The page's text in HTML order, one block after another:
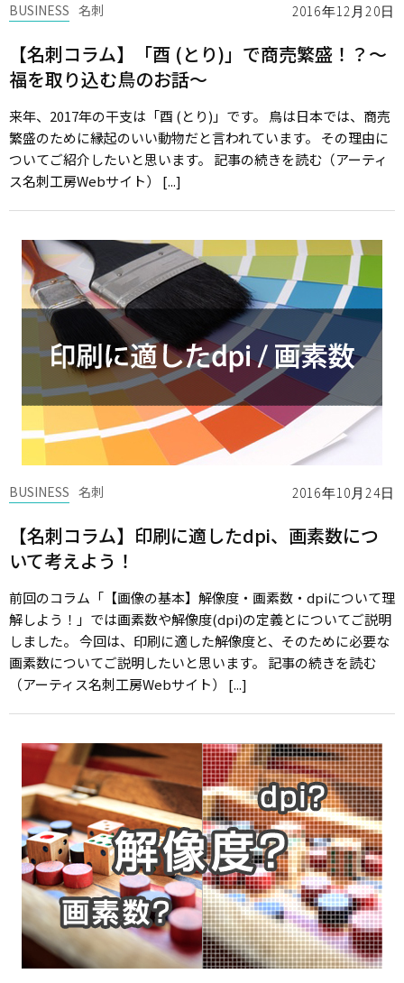
2016年12月20日
BUSINESS 名刺
【名刺コラム】「酉 (とり)」で商売繁盛！？～
福を取り込む鳥のお話～
来年、2017年の干支は「酉 (とり)」です。 鳥は日本では、商売
繁盛のために縁起のいい動物だと言われています。 その理由に
ついてご紹介したいと思います。 記事の続きを読む（アーティ
ス名刺工房Webサイト） [...]
2016年10月24日
BUSINESS 名刺
【名刺コラム】印刷に適したdpi、画素数につ
いて考えよう！
前回のコラム「【画像の基本】解像度・画素数・dpiについて理
解しよう！」では画素数や解像度(dpi)の定義とについてご説明
しました。 今回は、印刷に適した解像度と、そのために必要な
画素数についてご説明したいと思います。 記事の続きを読む
（アーティス名刺工房Webサイト） [...]